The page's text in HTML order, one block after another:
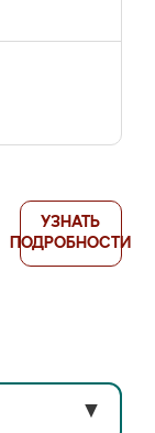
УЗНАТЬ
ПОДРОБНОСТИ
▼